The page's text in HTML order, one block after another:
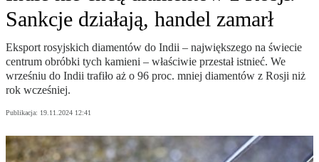
Sankcje działają, handel zamarł
Eksport rosyjskich diamentów do Indii – największego na świecie
centrum obróbki tych kamieni – właściwie przestał istnieć. We
wrześniu do Indii trafiło aż o 96 proc. mniej diamentów z Rosji niż
rok wcześniej.
Publikacja: 19.11.2024 12:41